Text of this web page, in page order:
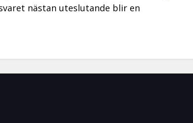
nästan uteslutande blir en